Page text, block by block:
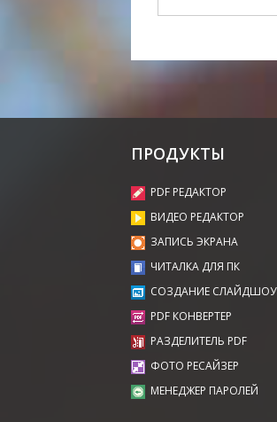
ПРОДУКТЫ
PDF РЕДАКТОР
ВИДЕО РЕДАКТОР
ЗАПИСЬ ЭКРАНА
ЧИТАЛКА ДЛЯ ПК
СОЗДАНИЕ СЛАЙДШОУ
PDF КОНВЕРТЕР
РАЗДЕЛИТЕЛЬ PDF
ФОТО РЕСАЙЗЕР
МЕНЕДЖЕР ПАРОЛЕЙ